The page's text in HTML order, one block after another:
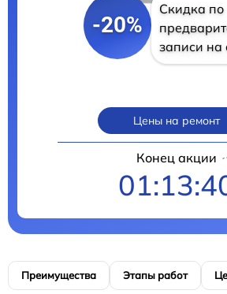
-20%
Скидка по
записи на
Цены на ремонт
Конец акции
Преимущества Этапы работ